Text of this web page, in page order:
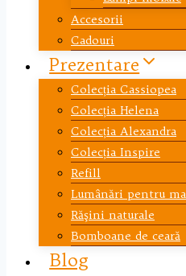
Accesorii
Cadouri
Prezentare
Colecția Cassiopea
Colecția Helena
Colecția Alexandra
Colecția Inspire
Refill
Lumânări pentru
Răşini naturale
Bomboane de ceară
Blog